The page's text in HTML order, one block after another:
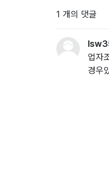
1 개의 댓글
업자
경우